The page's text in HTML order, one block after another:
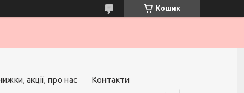
Кошик
акції, про нас Контакти